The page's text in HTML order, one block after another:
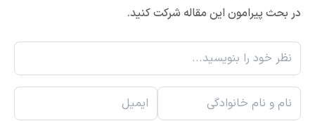
در بحث پیرامون این مقاله شرکت کنید.